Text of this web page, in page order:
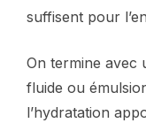
suffisent pour
On termine avec
fluide ou
l’hydratation